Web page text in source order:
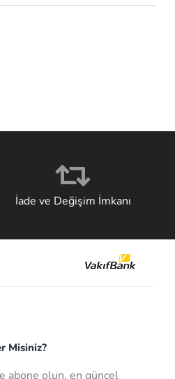
İade ve Değişim İmkanı
Misiniz?
abone olun, en güncel